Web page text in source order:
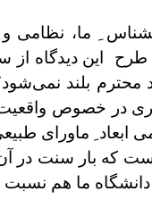
ما،
این دیدگاه از
محترم بلند
در خصوص
ابعاد ِ ماورای
که بار سنت
ما هم نسبت